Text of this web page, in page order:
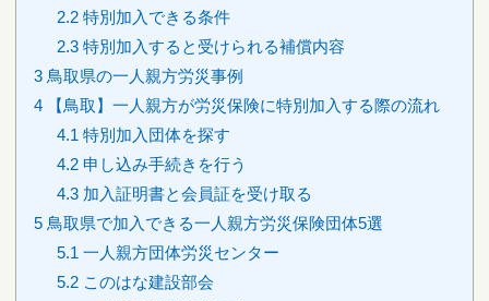
2.2 特別加入できる条件
2.3 特別加入すると受けられる補償内容
3 鳥取県の一人親方労災事例
4 【鳥取】一人親方が労災保険に特別加入する際の流れ
4.1 特別加入団体を探す
4.2 申し込み手続きを行う
4.3 加入証明書と会員証を受け取る
5 鳥取県で加入できる一人親方労災保険団体5選
5.1 一人親方団体労災センター
5.2 このはな建設部会